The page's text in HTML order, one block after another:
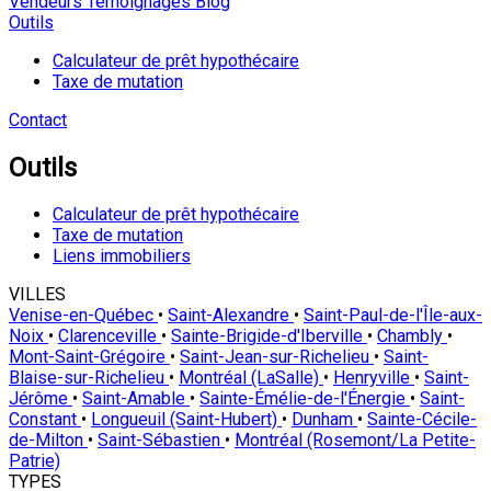
Outils
Calculateur de prêt hypothécaire
Taxe de mutation
Contact
Outils
Calculateur de prêt hypothécaire
Taxe de mutation
Liens immobiliers
VILLES
Venise-en-Québec • Saint-Alexandre • Saint-Paul-de-l'Île-aux-
Noix • Clarenceville • Sainte-Brigide-d'Iberville • Chambly •
Mont-Saint-Grégoire • Saint-Jean-sur-Richelieu • Saint-
Blaise-sur-Richelieu • Montréal (LaSalle) • Henryville • Saint-
Jérôme • Saint-Amable • Sainte-Émélie-de-l'Énergie • Saint-
Constant • Longueuil (Saint-Hubert) • Dunham • Sainte-Cécile-
de-Milton • Saint-Sébastien • Montréal (Rosemont/La Petite-
Patrie)
TYPES